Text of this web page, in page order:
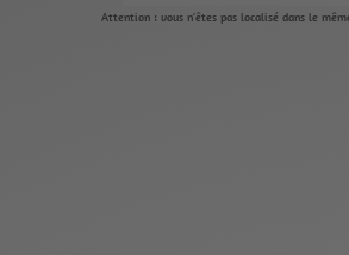
Attention : vous n'êtes pas localisé dans le